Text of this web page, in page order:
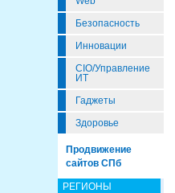
Безопасность
Инновации
CIO/Управление
ИТ
Гаджеты
Здоровье
Продвижение
сайтов СПб
РЕГИОНЫ